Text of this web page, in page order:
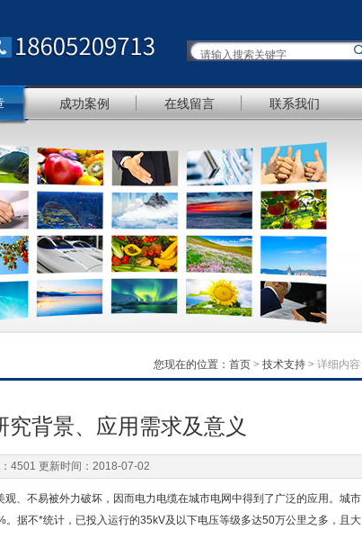
成功案例 在线留言 联系我们
您现在的位置： 首页 > 技术支持 > 详细内容
究背景、应用需求及意义
4501 更新时间：2018-07-02
、不易被外力破坏，因而电力电缆在城市电网中得到了广泛的应用。城市
据不*统计，已投入运行的35kV及以下电压等级多达50万公里之多，且大